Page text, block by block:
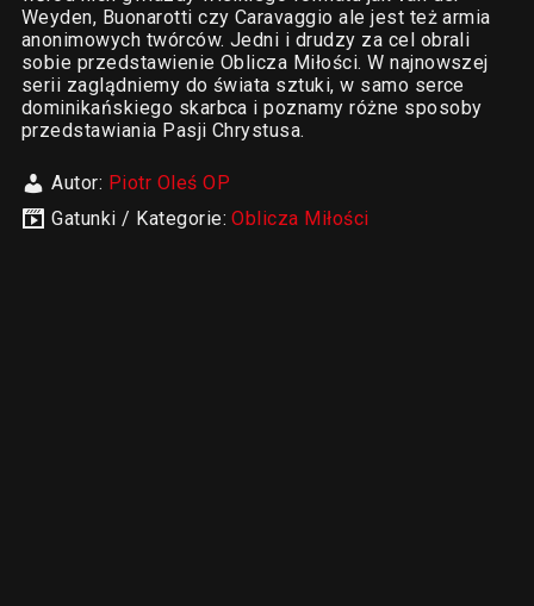
Weyden, Buonarotti czy Caravaggio ale jest też armia
anonimowych twórców. Jedni i drudzy za cel obrali
sobie przedstawienie Oblicza Miłości. W najnowszej
serii zaglądniemy do świata sztuki, w samo serce
dominikańskiego skarbca i poznamy różne sposoby
przedstawiania Pasji Chrystusa.
Autor: Piotr Oleś OP
Gatunki / Kategorie:Oblicza Miłości